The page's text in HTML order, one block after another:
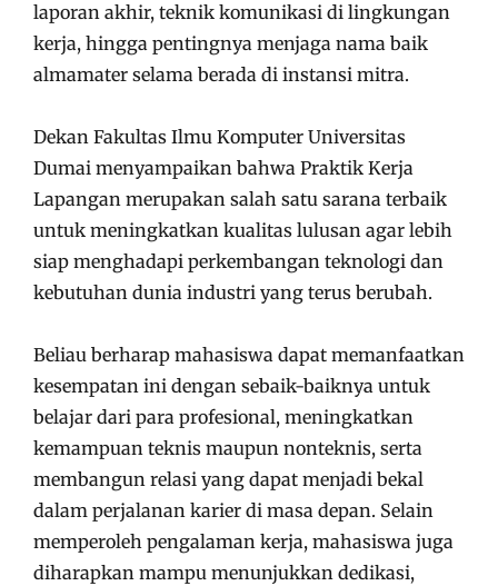
laporan akhir, teknik komunikasi di lingkungan
kerja, hingga pentingnya menjaga nama baik
almamater selama berada di instansi mitra.
Dekan Fakultas Ilmu Komputer Universitas
Dumai menyampaikan bahwa Praktik Kerja
Lapangan merupakan salah satu sarana terbaik
untuk meningkatkan kualitas lulusan agar lebih
siap menghadapi perkembangan teknologi dan
kebutuhan dunia industri yang terus berubah.
Beliau berharap mahasiswa dapat memanfaatkan
kesempatan ini dengan sebaik-baiknya untuk
belajar dari para profesional, meningkatkan
kemampuan teknis maupun nonteknis, serta
membangun relasi yang dapat menjadi bekal
dalam perjalanan karier di masa depan. Selain
memperoleh pengalaman kerja, mahasiswa juga
diharapkan mampu menunjukkan dedikasi,